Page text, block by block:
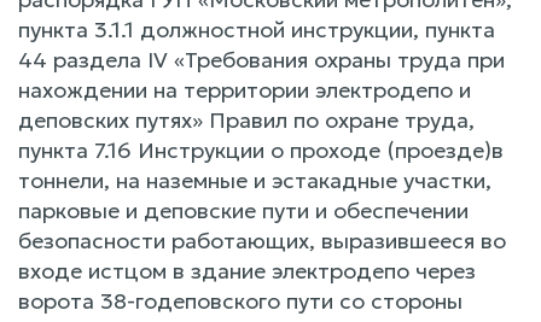
пункта 3.1.1 должностной инструкции, пункта
44 раздела IV «Требования охраны труда при
нахождении на территории электродепо и
деповских путях» Правил по охране труда,
пункта 7.16 Инструкции о проходе (проезде)в
тоннели, на наземные и эстакадные участки,
парковые и деповские пути и обеспечении
безопасности работающих, выразившееся во
входе истцом в здание электродепо через
ворота 38-годеповского пути со стороны